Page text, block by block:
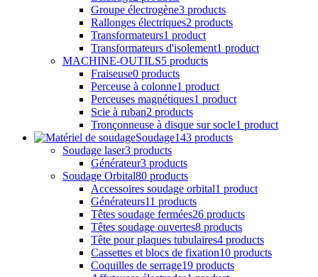
Perceuses magnétiques
Scie à ruban2 products
Tronçonneuse à disque sur socle
Soudage143 products
Soudage laser3 products
Générateur3 products
Soudage Orbital80 products
Accessoires soudage orbital1 product
Générateurs11 products
Têtes soudage fermées26 products
Têtes soudage ouvertes8 products
Tête pour plaques tubulaires4 products
Cassettes et blocs de fixation
Coquilles de serrage19 products
Affuteuses électrodes1 product
Soudage traditionnel35 products
Chariots2 products
Soudage ARC2 products
Soudage TIC AC/DC0 products
Soudage TIG DC7 products
Soudage MIG/MAG2 products
Soudage multiprocédés0 products